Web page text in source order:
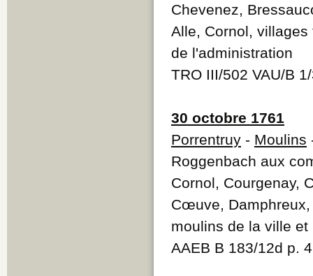
Chevenez,
Alle, Cornol,
de l'administration
TRO III/502 VAU/B
30 octobre 1761
Porrentruy - Moulins
Roggenbach aux
Cornol, Courgenay,
Cœuve,
moulins de la ville
AAEB B 183/12d p. 4